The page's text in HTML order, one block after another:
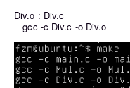
Div.o : Div.c
gcc -c Div.c -o Div.o